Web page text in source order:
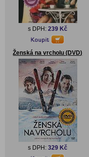
s DPH: 239 Kč
Ženská na vrcholu (DVD)
s DPH: 329 Kč